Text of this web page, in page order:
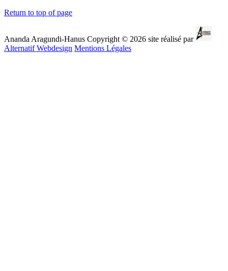
Return to top of page
Ananda Aragundi-Hanus Copyright © 2026 site réalisé par
Alternatif Webdesign Mentions Légales